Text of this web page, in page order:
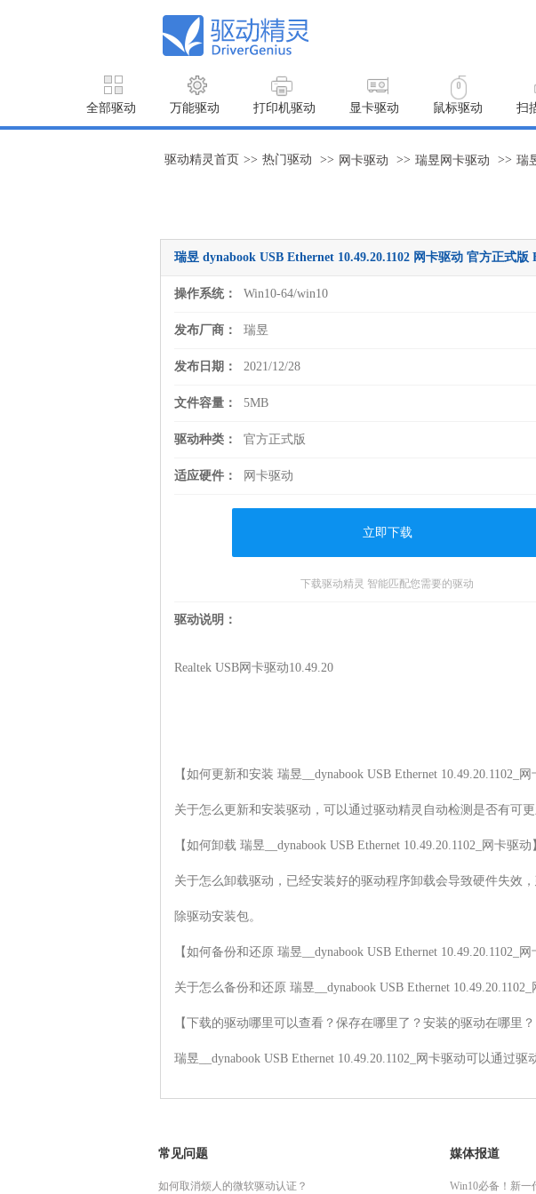
全部驱动 万能驱动 打印机驱动 显卡驱动 鼠标驱动 扫
驱动精灵首页 >> 热门驱动 >> 网卡驱动 >> 瑞昱网卡驱动 >>
瑞昱 dynabook USB Ethernet 10.49.20.1102 网卡驱动 官方正式版
操作系统： Win10-64/win10
发布厂商： 瑞昱
发布日期： 2021/12/28
文件容量： 5MB
驱动种类： 官方正式版
适应硬件： 网卡驱动
立即下载
下载驱动精灵 智能匹配您需要的驱动
驱动说明：
Realtek USB网卡驱动10.49.20
【如何更新和安装 瑞昱__dynabook USB Ethernet 10.49.20.1102_网
关于怎么更新和安装驱动，可以通过驱动精灵自动检测是否有可
【如何卸载 瑞昱__dynabook USB Ethernet 10.49.20.1102_网卡驱动】
关于怎么卸载驱动，已经安装好的驱动程序卸载会导致硬件失效
除驱动安装包。
【如何备份和还原 瑞昱__dynabook USB Ethernet 10.49.20.1102_网
关于怎么备份和还原 瑞昱__dynabook USB Ethernet
【下载的驱动哪里可以查看？保存在哪里了？安装的驱动在哪里？
瑞昱__dynabook USB Ethernet 10.49.20.1102_网卡驱动可以通
常见问题
如何取消烦人的微软驱动认证？
媒体报道
Win10必备！新一